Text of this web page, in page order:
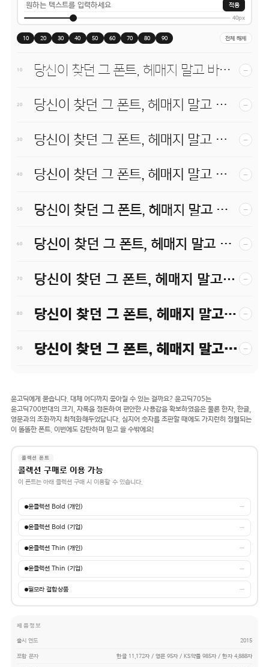
적용
40px
10 20 30 40 50 60 70 80 90 전체 해제
10 당신이 찾던 그 폰트, 헤매지 말고 바로 폰코! −
20 당신이 찾던 그 폰트, 헤매지 말고 바로 폰코! −
30 당신이 찾던 그 폰트, 헤매지 말고 바로 폰코! −
40 당신이 찾던 그 폰트, 헤매지 말고 바로 폰코! −
50 당신이 찾던 그 폰트, 헤매지 말고 바로 폰코! −
60 당신이 찾던 그 폰트, 헤매지 말고 바로 폰코! −
70 당신이 찾던 그 폰트, 헤매지 말고 바로 폰코! −
80 당신이 찾던 그 폰트, 헤매지 말고 바로 폰코! −
90 당신이 찾던 그 폰트, 헤매지 말고 바로 폰코! −
윤고딕에게 묻습니다. 대체 어디까지 좋아질 수 있는 걸까요? 윤고딕705는
윤고딕700번대의 크기, 자폭을 정돈하여 편안한 사용감을 확보하였음은 물론 한자, 한글,
영문과의 조화까지 최적화해두었답니다. 심지어 숫자를 조판할 때에도 가지런히 정렬되는
이 똘똘한 폰트. 이번에도 감탄하며 믿고 쓸 수밖에요!
콜렉션 폰트
콜렉션 구매로 이용 가능
이 폰트는 아래 콜렉션 구매 시 이용할 수 있습니다.
윤콜렉션 Bold (개인) →
윤콜렉션 Bold (기업) →
윤콜렉션 Thin (개인) →
윤콜렉션 Thin (기업) →
필모라 결합상품 →
제품정보
출시 연도 2015
포함 문자 한글 11,172자 / 영문 95자 / KS약물 985자 / 한자 4,888자